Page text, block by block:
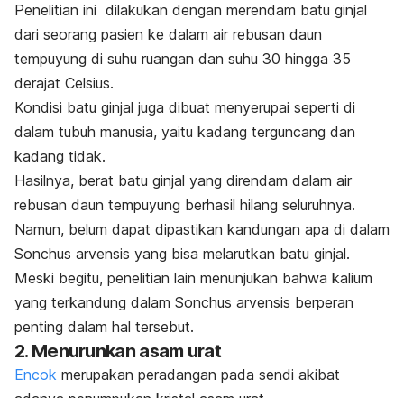
Penelitian ini dilakukan dengan merendam batu ginjal
dari seorang pasien ke dalam air rebusan daun
tempuyung di suhu ruangan dan suhu 30 hingga 35
derajat Celsius.
Kondisi batu ginjal juga dibuat menyerupai seperti di
dalam tubuh manusia, yaitu kadang terguncang dan
kadang tidak.
Hasilnya, berat batu ginjal yang direndam dalam air
rebusan daun tempuyung berhasil hilang seluruhnya.
Namun, belum dapat dipastikan kandungan apa di dalam
Sonchus arvensis yang bisa melarutkan batu ginjal.
Meski begitu, penelitian lain menunjukan bahwa kalium
yang terkandung dalam Sonchus arvensis berperan
penting dalam hal tersebut.
2. Menurunkan asam urat
Encok merupakan peradangan pada sendi akibat